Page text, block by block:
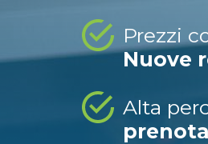
Prezzi
Nuove
Alta